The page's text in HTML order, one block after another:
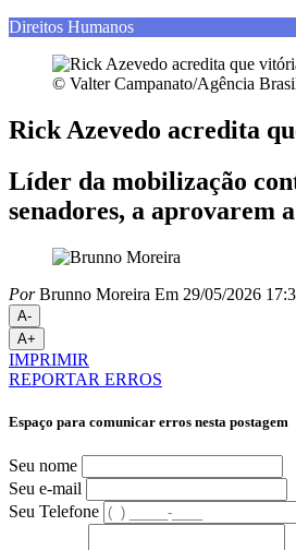
Direitos Humanos
© Valter Campanato/Agência
Rick Azevedo acredita
Líder da mobilização
senadores, a aprovarem
PorBrunno Moreira Em 29/05/2026
A-
A+
IMPRIMIR
REPORTAR ERROS
Espaço para comunicar erros nesta postagem
Seu nome
Seu e-mail
Seu Telefone